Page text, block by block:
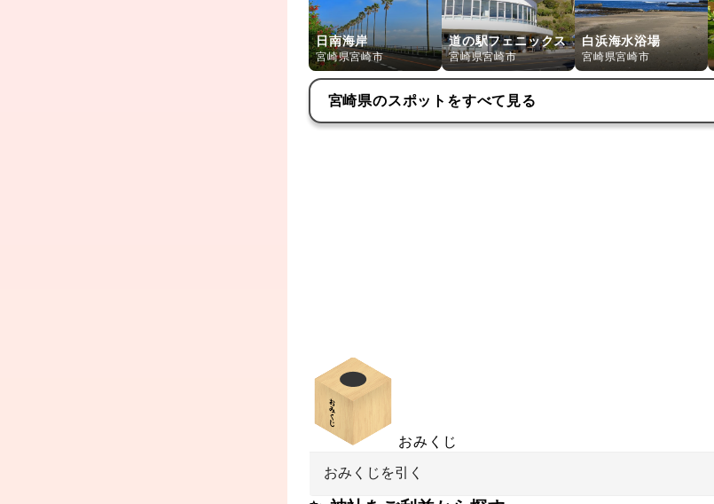
日南海岸
宮崎県宮崎市
道の駅フェニックス
宮崎県宮崎市
白浜海水浴場
宮崎県宮崎市
宮崎県のスポットをすべて見る
おみくじ
おみくじを引く